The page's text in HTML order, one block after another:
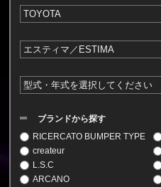
ブランドから探す
RICERCATO BUMPER TYPE
createur
L.S.C
ARCANO